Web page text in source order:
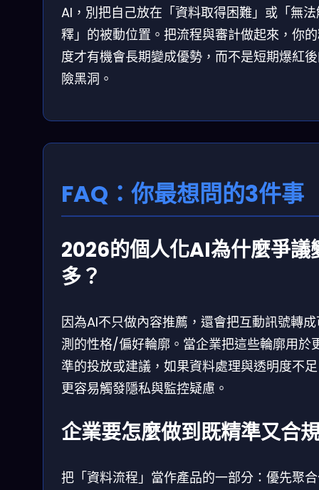
AI，別把自己放在「資料取得困難」或「無
釋」的被動位置。把流程與審計做起來，你
度才有機會長期變成優勢，而不是短期爆紅
險黑洞。
FAQ：你最想問的3件事
2026的個人化AI為什麼爭議
多？
因為AI不只做內容推薦，還會把互動訊號轉
測的性格/偏好輪廓。當企業把這些輪廓用於
準的投放或建議，如果資料處理與透明度不
更容易觸發隱私與監控疑慮。
企業要怎麼做到既精準又合
把「資料流程」當作產品的一部分：優先聚